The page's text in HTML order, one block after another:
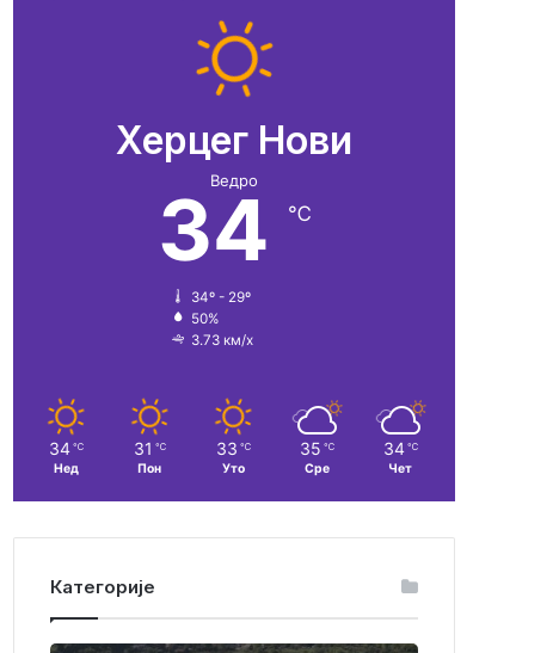
Херцег Нови
Ведро
34 ℃
34º - 29º
50%
3.73 км/х
34 ℃
Нед
31 ℃
Пон
33 ℃
Уто
35 ℃
Сре
34 ℃
Чет
Категорије